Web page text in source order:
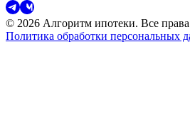
© 2026 Алгоритм ипотеки. Все
Политика обработки персональных